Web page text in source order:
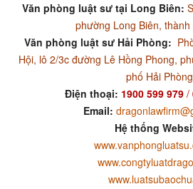
Văn phòng luật sư tại Long Biên:
phường Long Biên,
Văn phòng luật sư Hải Phòng:
Hội, lô 2/3c đường Lê Hồng Phong,
phố Hải Phòng
Điện thoại: 1900 599 979/
Email:
Hệ thống